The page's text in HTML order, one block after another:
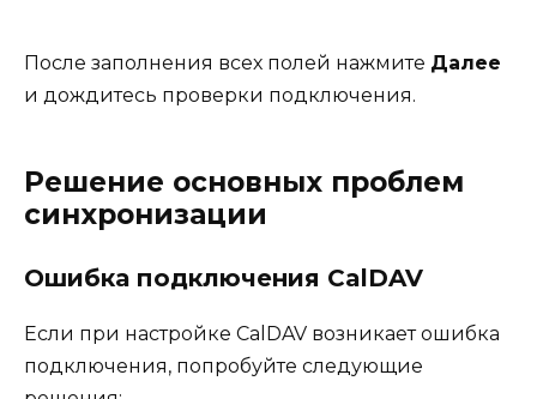
После заполнения всех полей нажмите Далее
и дождитесь проверки подключения.
Решение основных проблем
синхронизации
Ошибка подключения CalDAV
Если при настройке CalDAV возникает ошибка
подключения, попробуйте следующие